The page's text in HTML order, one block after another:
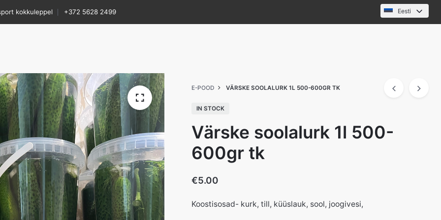
kokkuleppel +372 5628 2499 Eesti
E-POOD VÄRSKE SOOLALURK 1L 500-600GR TK
IN STOCK
Värske soolalurk 1l 500-
600gr tk
€5.00
Koostisosad- kurk, till, küüslauk, sool, joogivesi,